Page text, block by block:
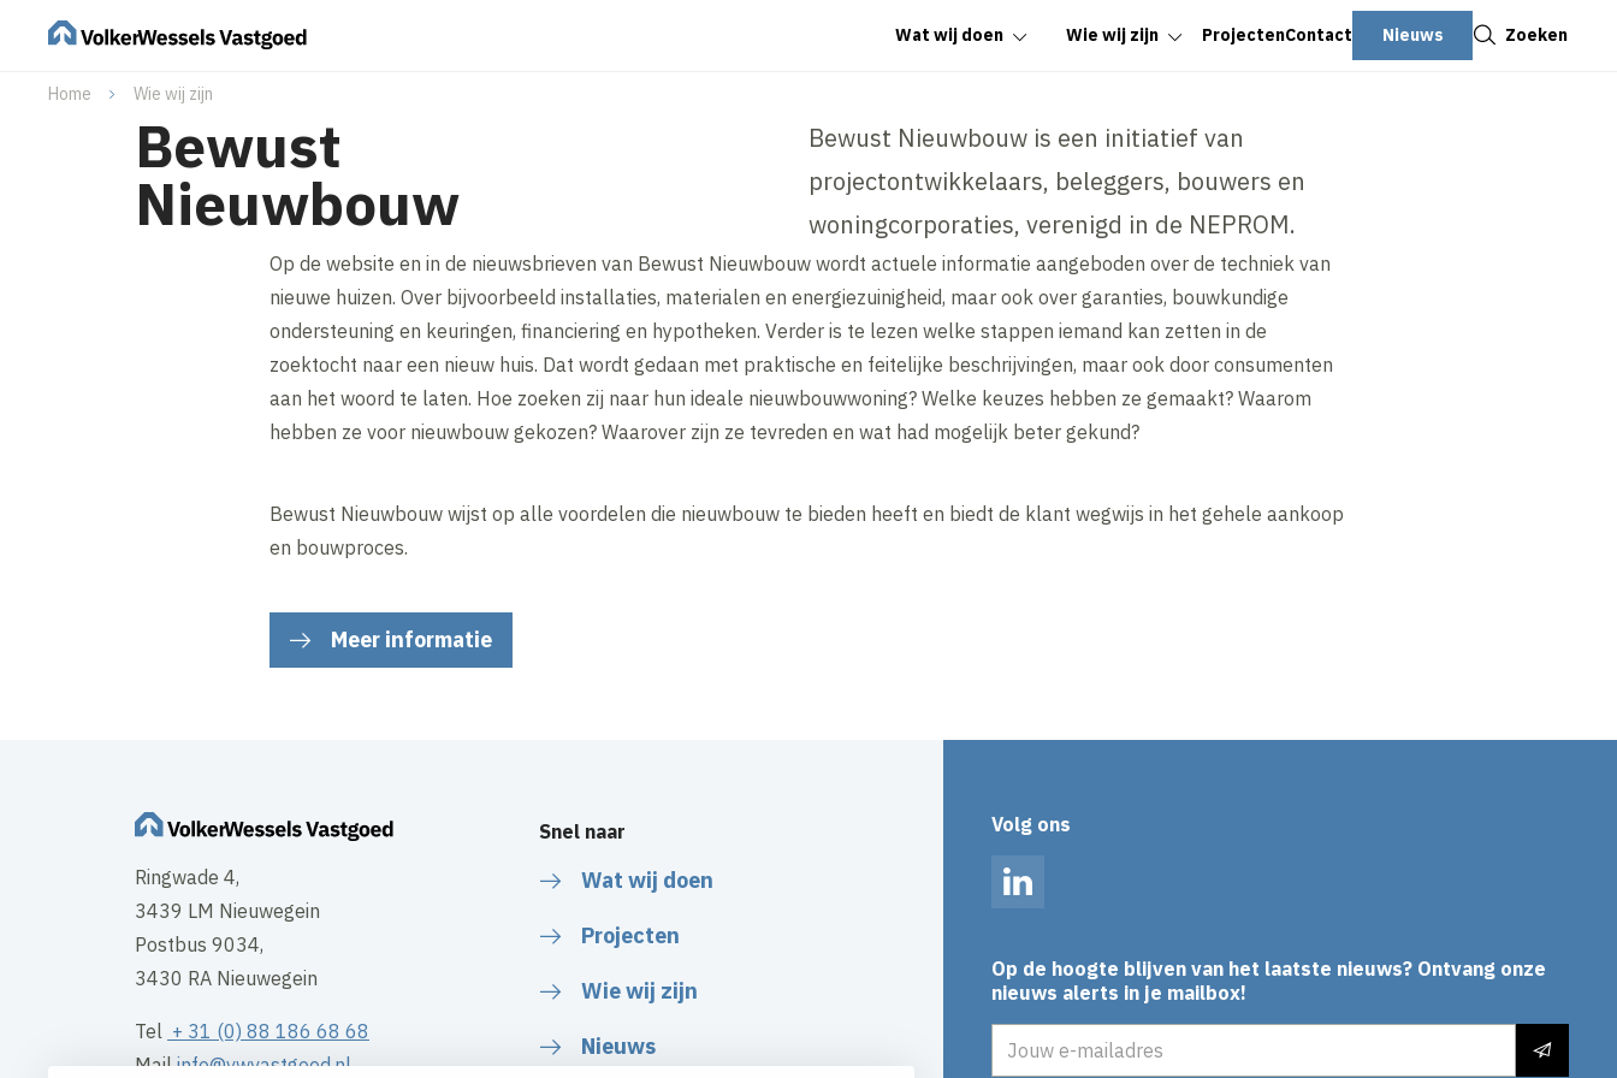
Wat wij doen Wie wij zijn ProjectenContact Nieuws Zoeken
Home Wie wij zijn
Bewust
Nieuwbouw
Bewust Nieuwbouw is een initiatief van
projectontwikkelaars, beleggers, bouwers en
woningcorporaties, verenigd in de NEPROM.
Op de website en in de nieuwsbrieven van Bewust Nieuwbouw wordt actuele informatie aangeboden over de techniek van
nieuwe huizen. Over bijvoorbeeld installaties, materialen en energiezuinigheid, maar ook over garanties, bouwkundige
ondersteuning en keuringen, financiering en hypotheken. Verder is te lezen welke stappen iemand kan zetten in de
zoektocht naar een nieuw huis. Dat wordt gedaan met praktische en feitelijke beschrijvingen, maar ook door consumenten
aan het woord te laten. Hoe zoeken zij naar hun ideale nieuwbouwwoning? Welke keuzes hebben ze gemaakt? Waarom
hebben ze voor nieuwbouw gekozen? Waarover zijn ze tevreden en wat had mogelijk beter gekund?
Bewust Nieuwbouw wijst op alle voordelen die nieuwbouw te bieden heeft en biedt de klant wegwijs in het gehele aankoop
en bouwproces.
Meer informatie
Ringwade 4,
3439 LM Nieuwegein
Postbus 9034,
3430 RA Nieuwegein
Tel + 31 (0) 88 186 68 68
Mailinfo@vwvastgoed.nl
Snel naar
Wat wij doen
Projecten
Wie wij zijn
Nieuws
Volg ons
LinkedIn
Op de hoogte blijven van het laatste nieuws? Ontvang onze
nieuws alerts in je mailbox!
Sluiten